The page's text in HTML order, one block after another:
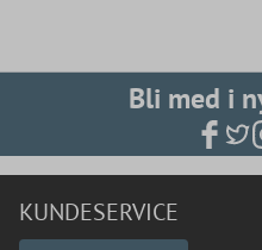
Bli med i
KUNDESERVICE